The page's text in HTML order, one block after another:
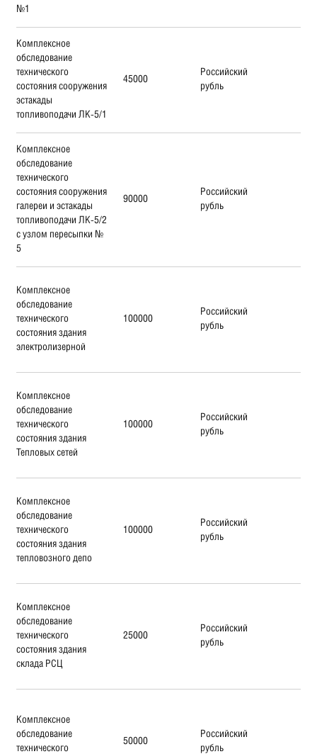
№1
Комплексное
обследование
технического
состояния сооружения
эстакады
топливоподачи ЛК-5/1
45000
Российский
рубль
Комплексное
обследование
технического
состояния сооружения
галереи и эстакады
топливоподачи ЛК-5/2
с узлом пересыпки №
5
90000
Российский
рубль
Комплексное
обследование
технического
состояния здания
электролизерной
100000
Российский
рубль
Комплексное
обследование
технического
состояния здания
Тепловых сетей
100000
Российский
рубль
Комплексное
обследование
технического
состояния здания
тепловозного депо
100000
Российский
рубль
Комплексное
обследование
технического
состояния здания
склада РСЦ
25000
Российский
рубль
Комплексное
обследование
технического
50000
Российский
рубль